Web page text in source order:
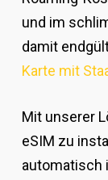
und im
damit
Karte mit
Mit unserer
eSIM zu
automatisch